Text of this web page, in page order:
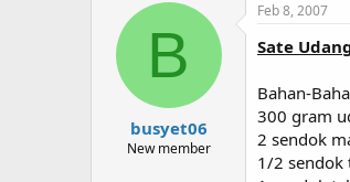
B
busyet06
New member
Feb 8, 2007
Sate
Bahan-
300 gram
2 sendok
1/2 sendok